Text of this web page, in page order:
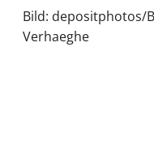
Bild: depositphotos/
Verhaeghe